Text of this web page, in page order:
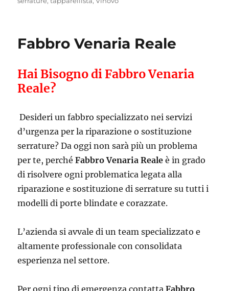
Fabbro Venaria Reale
Hai Bisogno di Fabbro Venaria
Reale?
Desideri un fabbro specializzato nei servizi
d’urgenza per la riparazione o sostituzione
serrature? Da oggi non sarà più un problema
per te, perchéFabbro Venaria Reale è in grado
di risolvere ogni problematica legata alla
riparazione e sostituzione di serrature su tutti i
modelli di porte blindate e corazzate.
L’azienda si avvale di un team specializzato e
altamente professionale con consolidata
esperienza nel settore.
Per ogni tipo di emergenza contattaFabbro